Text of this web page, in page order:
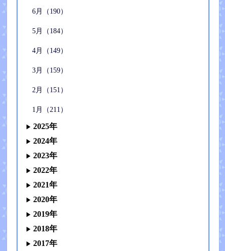
6月（190）
5月（184）
4月（149）
3月（159）
2月（151）
1月（211）
2025年
2024年
2023年
2022年
2021年
2020年
2019年
2018年
2017年